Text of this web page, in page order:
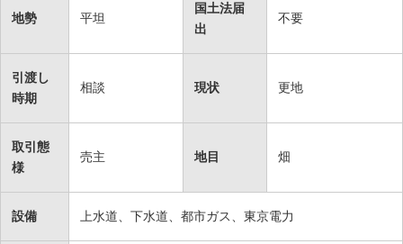
地勢 平坦
国土法届
出
不要
引渡し
時期
相談 現状 更地
取引態
様
売主 地目 畑
設備 上水道、下水道、都市ガス、東京電力